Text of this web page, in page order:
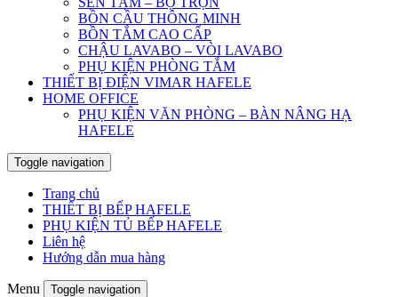
BỒN CẦU THÔNG MINH
BỒN TẮM CAO CẤP
CHẬU LAVABO – VÒI LAVABO
PHỤ KIỆN PHÒNG TẮM
THIẾT BỊ ĐIỆN VIMAR HAFELE
HOME OFFICE
PHỤ KIỆN VĂN PHÒNG – BÀN NÂNG HẠ
HAFELE
Toggle navigation
Trang chủ
THIẾT BỊ BẾP HAFELE
PHỤ KIỆN TỦ BẾP HAFELE
Liên hệ
Hướng dẫn mua hàng
Menu Toggle navigation